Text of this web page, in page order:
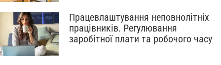
Працевлаштування неповнолітніх
працівників. Регулювання
заробітної плати та робочого часу